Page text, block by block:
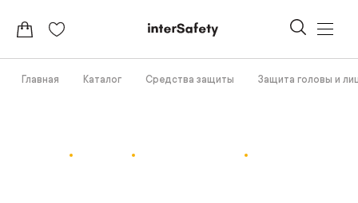
Главная Каталог Средства защиты Защита головы и